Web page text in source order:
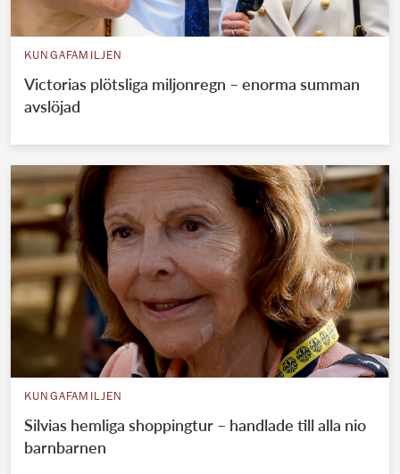
KUNGAFAMILJEN
Victorias plötsliga miljonregn – enorma summan
avslöjad
KUNGAFAMILJEN
Silvias hemliga shoppingtur – handlade till alla nio
barnbarnen